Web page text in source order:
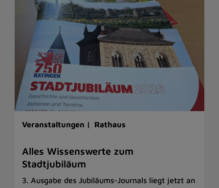
Veranstaltungen | Rathaus
Alles Wissenswerte zum
Stadtjubiläum
3. Ausgabe des Jubiläums-Journals liegt jetzt an